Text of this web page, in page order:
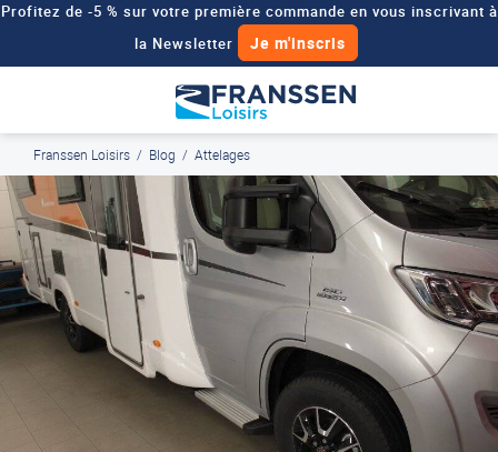
Profitez de -5 % sur votre première commande en vous inscrivant à
la Newsletter
Je m'inscris
Demander un devis
Paiement en ligne sécurisé, en 4x par Paypal
Franssen Loisirs / Blog / Attelages